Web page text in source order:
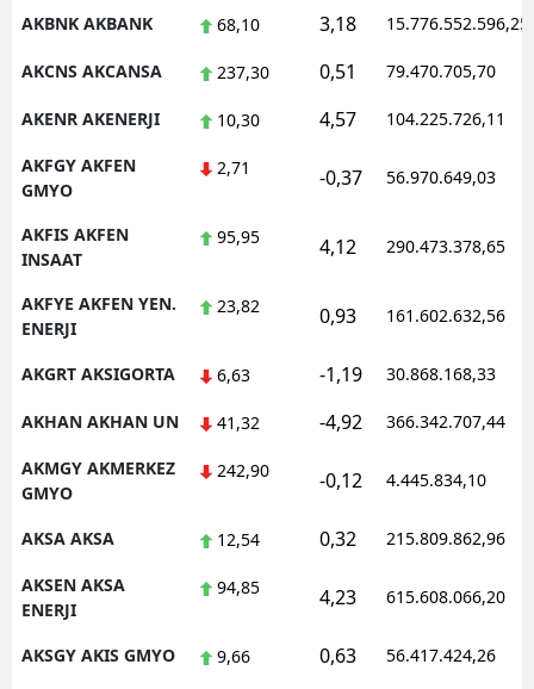
AKBNK AKBANK 68,10 3,18 15.776.552.596,25
AKCNS AKCANSA 237,30 0,51 79.470.705,70
AKENR AKENERJI 10,30 4,57 104.225.726,11
AKFGY AKFEN
GMYO
2,71 -0,37 56.970.649,03
AKFIS AKFEN
INSAAT
95,95 4,12 290.473.378,65
AKFYE AKFEN YEN.
ENERJI
23,82 0,93 161.602.632,56
AKGRT AKSIGORTA 6,63 -1,19 30.868.168,33
AKHAN AKHAN UN 41,32 -4,92 366.342.707,44
AKMGY AKMERKEZ
GMYO
242,90 -0,12 4.445.834,10
AKSA AKSA 12,54 0,32 215.809.862,96
AKSEN AKSA
ENERJI
94,85 4,23 615.608.066,20
AKSGY AKIS GMYO 9,66 0,63 56.417.424,26